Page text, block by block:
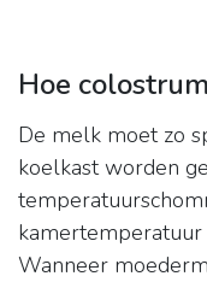
Hoe
De melk moet zo
koelkast worden
Wanneer